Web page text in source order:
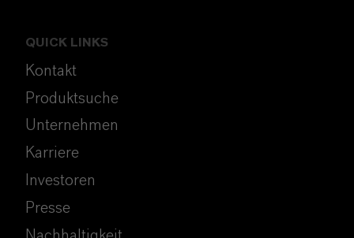
QUICK LINKS
Kontakt
Produktsuche
Unternehmen
Karriere
Investoren
Presse